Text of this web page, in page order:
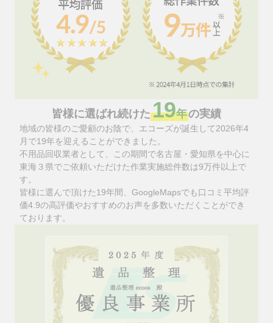
皆様に選ばれ続けた19年の実績
地域の皆様のご愛顧のお陰で、エコーズが誕生して2026年4
月で19年を迎えることができました。
不用品回収業者として、この期間で名古屋・愛知県を中心に
東海３県でご依頼いただけた作業実施総件数は9万件以上で
す。
皆様に選んで頂けた19年間、GoogleMapsでも口コミ平均評
価4.9の高評価やおすすめのお声を多数いただくことができ
ております。